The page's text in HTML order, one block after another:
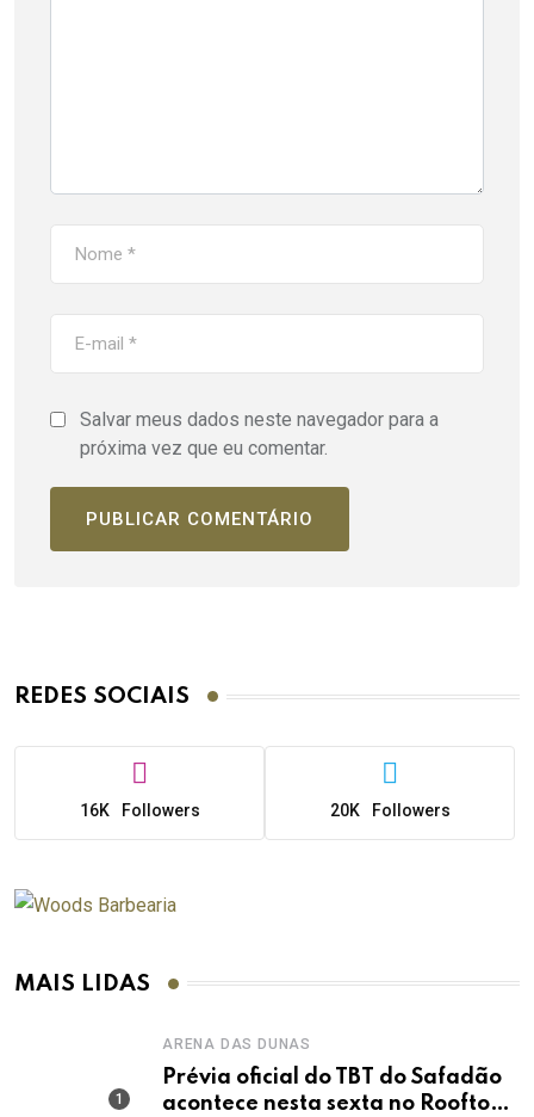
Salvar meus dados neste navegador para a
próxima vez que eu comentar.
REDES SOCIAIS
16K Followers 20K Followers
MAIS LIDAS
ARENA DAS DUNAS
Prévia oficial do TBT do Safadão
acontece nesta sexta no Rooftop